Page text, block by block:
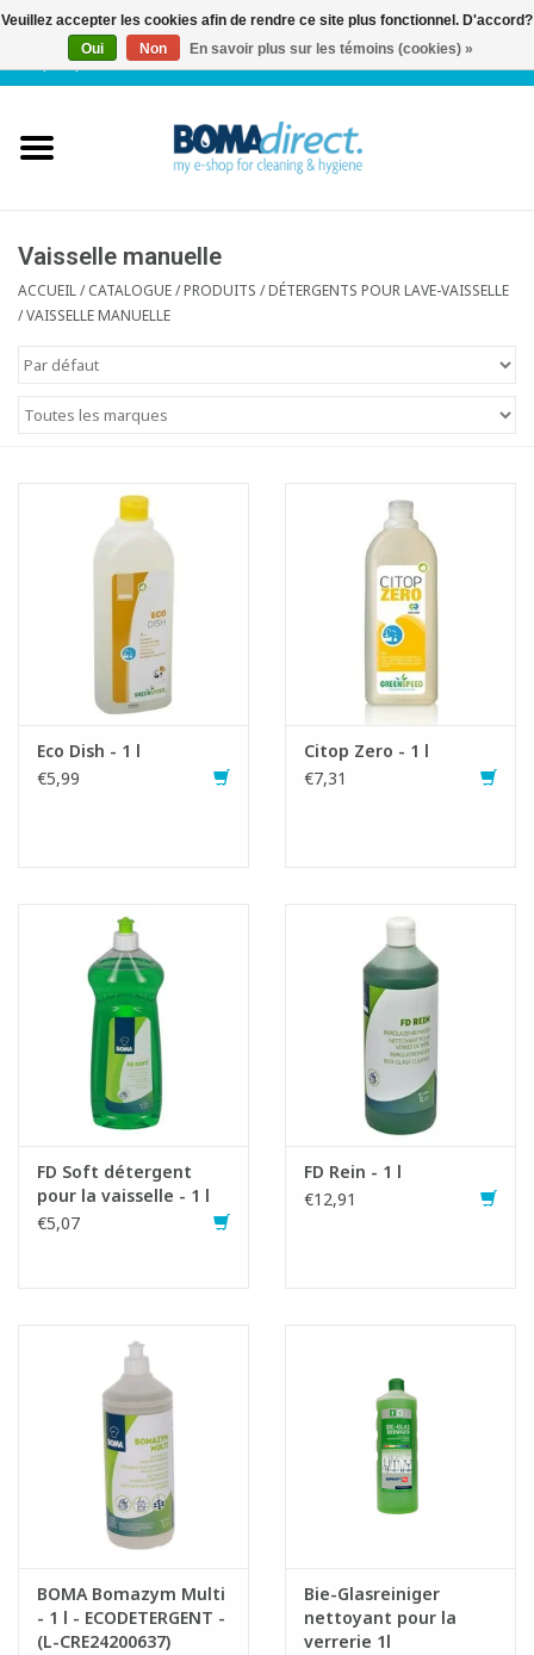
FR| 0 Articles
Service client
Blog
Vaisselle manuelle
ACCUEIL/CATALOGUE/PRODUITS /DÉTERGENTS POUR LAVE-VAISSELLE
/VAISSELLE MANUELLE
Eco Dish - 1 l
€5,99
Citop Zero - 1 l
€7,31
FD Soft détergent
pour la vaisselle - 1 l
€5,07
FD Rein - 1 l
€12,91
BOMA Bomazym Multi
- 1 l - ECODETERGENT -
(L-CRE24200637)
Bie-Glasreiniger
nettoyant pour la
verrerie 1l
Veuillez accepter les cookies afin de rendre ce site plus fonctionnel. D'accord?
Oui
Non En savoir plus sur les témoins (cookies) »